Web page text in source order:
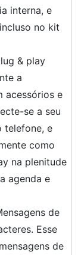
interna, e
no kit
& play
a
acessórios e
se a seu
telefone, e
como
na plenitude
agenda e
de
Esse
de